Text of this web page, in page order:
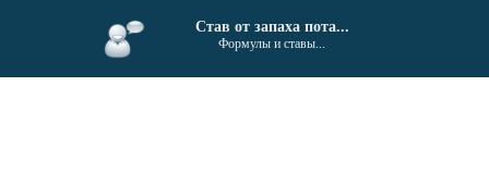
Став от запаха пота...
Формулы и ставы...